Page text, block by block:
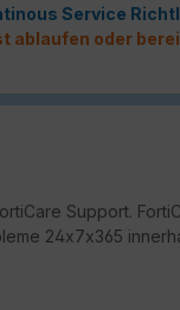
Service
ablaufen oder
Support.
24x7x365